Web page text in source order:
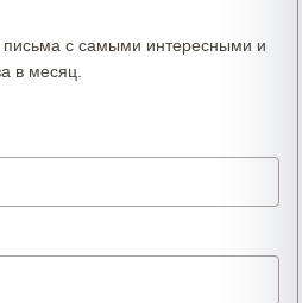
с самыми интересными и
в месяц.